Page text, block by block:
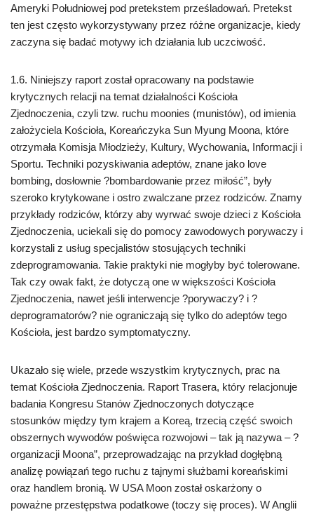
Ameryki Południowej pod pretekstem prześladowań. Pretekst
ten jest często wykorzystywany przez różne organizacje, kiedy
zaczyna się badać motywy ich działania lub uczciwość.
1.6. Niniejszy raport został opracowany na podstawie
krytycznych relacji na temat działalności Kościoła
Zjednoczenia, czyli tzw. ruchu moonies (munistów), od imienia
założyciela Kościoła, Koreańczyka Sun Myung Moona, które
otrzymała Komisja Młodzieży, Kultury, Wychowania, Informacji i
Sportu. Techniki pozyskiwania adeptów, znane jako love
bombing, dosłownie ?bombardowanie przez miłość”, były
szeroko krytykowane i ostro zwalczane przez rodziców. Znamy
przykłady rodziców, którzy aby wyrwać swoje dzieci z Kościoła
Zjednoczenia, uciekali się do pomocy zawodowych porywaczy i
korzystali z usług specjalistów stosujących techniki
zdeprogramowania. Takie praktyki nie mogłyby być tolerowane.
Tak czy owak fakt, że dotyczą one w większości Kościoła
Zjednoczenia, nawet jeśli interwencje ?porywaczy? i ?
deprogramatorów? nie ograniczają się tylko do adeptów tego
Kościoła, jest bardzo symptomatyczny.
Ukazało się wiele, przede wszystkim krytycznych, prac na
temat Kościoła Zjednoczenia. Raport Trasera, który relacjonuje
badania Kongresu Stanów Zjednoczonych dotyczące
stosunków między tym krajem a Koreą, trzecią część swoich
obszernych wywodów poświęca rozwojowi – tak ją nazywa – ?
organizacji Moona”, przeprowadzając na przykład dogłębną
analizę powiązań tego ruchu z tajnymi służbami koreańskimi
oraz handlem bronią. W USA Moon został oskarżony o
poważne przestępstwa podatkowe (toczy się proces). W Anglii